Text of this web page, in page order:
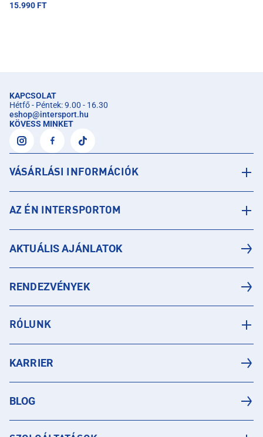
15.990 FT
KAPCSOLAT
Hétfő - Péntek: 9.00 - 16.30
eshop@intersport.hu
KÖVESS MINKET
VÁSÁRLÁSI INFORMÁCIÓK
AZ ÉN INTERSPORTOM
AKTUÁLIS AJÁNLATOK
RENDEZVÉNYEK
RÓLUNK
KARRIER
BLOG